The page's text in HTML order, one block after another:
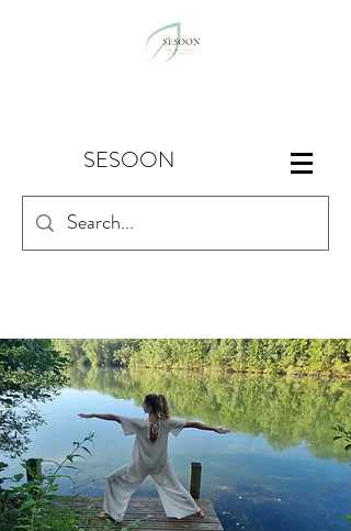
SESOON